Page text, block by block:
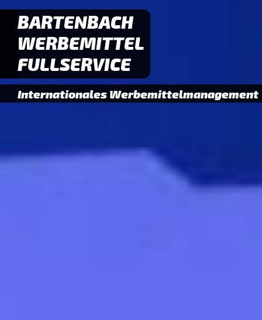
BARTENBACH
WERBEMITTEL
FULLSERVICE
Internationales Werbemittelmanagement